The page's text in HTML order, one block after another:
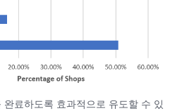
료하도록 효과적으로 유도할 수 있